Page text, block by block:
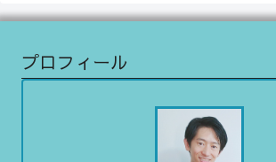
プロフィール